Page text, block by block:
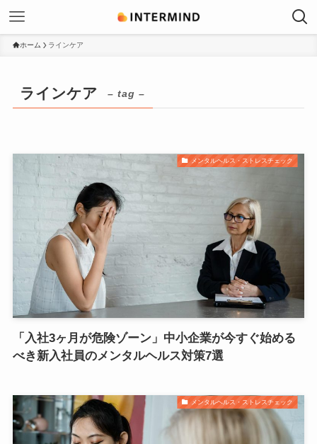
ホーム ラインケア
ラインケア – tag –
メンタルヘルス・ストレスチェック
「入社3ヶ月が危険ゾーン」中小企業が今すぐ始める
べき新入社員のメンタルヘルス対策7選
メンタルヘルス・ストレスチェック